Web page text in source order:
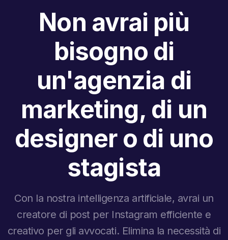
Non avrai più
bisogno di
un'agenzia di
marketing, di un
designer o di uno
stagista
Con la nostra intelligenza artificiale, avrai un
creatore di post per Instagram efficiente e
creativo per gli avvocati. Elimina la necessità di